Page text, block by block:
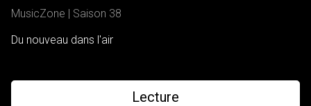
MusicZone | Saison 38
Du nouveau dans l'air
Lecture